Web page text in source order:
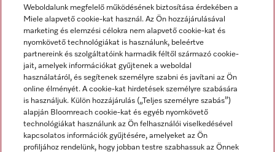
Hírlevél
Miele a YouTube-on
Miele a Facebookon
Miele az Instagramon
Weboldalunk megfelelő működésének biztosítása érdekében a
Miele alapvető cookie-kat használ. Az Ön hozzájárulásával
marketing és elemzési célokra nem alapvető cookie-kat és
nyomkövető technológiákat is használunk, beleértve
partnereink és szolgáltatóink harmadik féltől származó cookie-
jait, amelyek információkat gyűjtenek a weboldal
használatáról, és segítenek személyre szabni és javítani az Ön
online élményét. A cookie-kat hirdetések személyre szabására
is használjuk. Külön hozzájárulás („Teljes személyre szabás”)
alapján Bloomreach cookie-kat és egyéb nyomkövető
technológiákat használunk az Ön felhasználói viselkedésével
kapcsolatos információk gyűjtésére, amelyeket az Ön
profiljához rendelünk, hogy jobban testre szabhassuk az Önnek